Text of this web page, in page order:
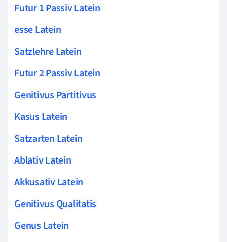
Futur 1 Passiv Latein
esse Latein
Satzlehre Latein
Futur 2 Passiv Latein
Genitivus Partitivus
Kasus Latein
Satzarten Latein
Ablativ Latein
Akkusativ Latein
Genitivus Qualitatis
Genus Latein